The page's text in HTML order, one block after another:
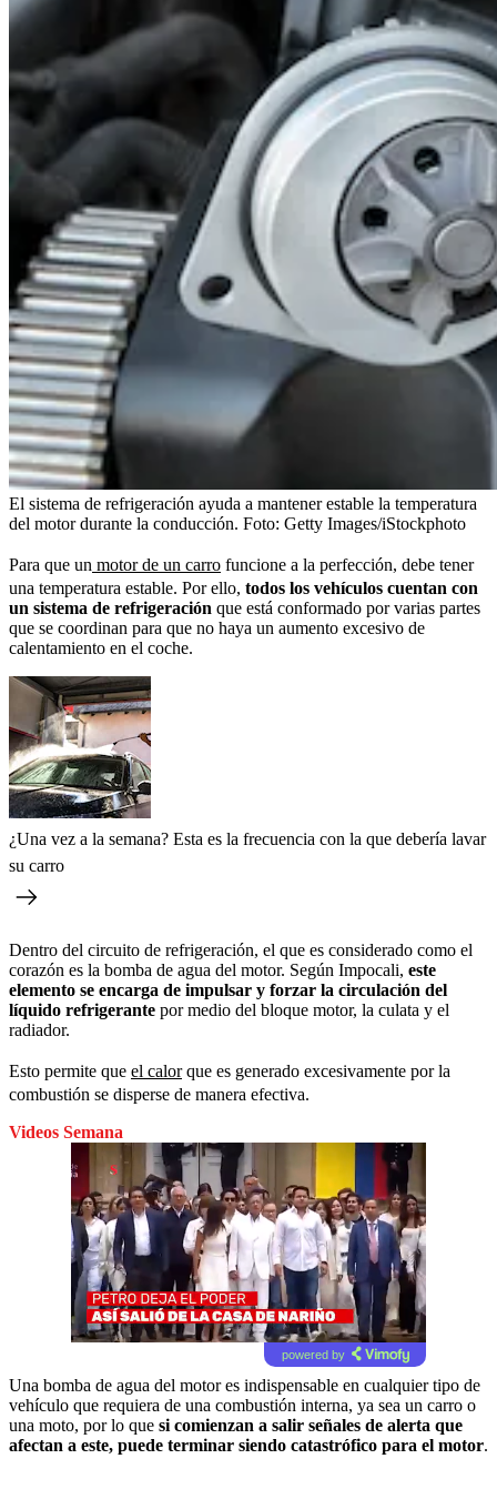
El sistema de refrigeración ayuda a mantener estable la temperatura
del motor durante la conducción. Foto: Getty Images/iStockphoto
Para que un motor de un carro funcione a la perfección, debe tener
una temperatura estable. Por ello, todos los vehículos cuentan con
un sistema de refrigeración que está conformado por varias partes
que se coordinan para que no haya un aumento excesivo de
calentamiento en el coche.
¿Una vez a la semana? Esta es la frecuencia con la que debería lavar
su carro
Dentro del circuito de refrigeración, el que es considerado como el
corazón es la bomba de agua del motor. Según Impocali, este
elemento se encarga de impulsar y forzar la circulación del
líquido refrigerante por medio del bloque motor, la culata y el
radiador.
Esto permite que el calorque es generado excesivamente por la
combustión se disperse de manera efectiva.
Videos Semana
powered by
Una bomba de agua del motor es indispensable en cualquier tipo de
vehículo que requiera de una combustión interna, ya sea un carro o
una moto, por lo que si comienzan a salir señales de alerta que
afectan a este, puede terminar siendo catastrófico para el motor.